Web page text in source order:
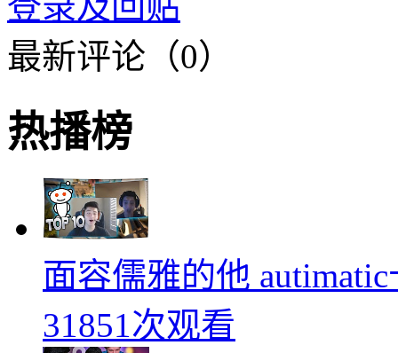
最新评论（0）
热播榜
面容儒雅的他
31851次观看